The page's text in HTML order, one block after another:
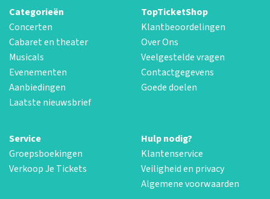
Categorieën
Concerten
Cabaret en theater
Musicals
Evenementen
Aanbiedingen
Laatste nieuwsbrief
TopTicketShop
Klantbeoordelingen
Over Ons
Veelgestelde vragen
Contactgegevens
Goede doelen
Service
Groepsboekingen
Verkoop Je Tickets
Hulp nodig?
Klantenservice
Veiligheid en privacy
Algemene voorwaarden